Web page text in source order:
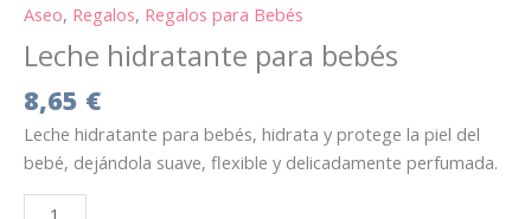
Aseo, Regalos, Regalos para Bebés
Leche hidratante para bebés
8,65 €
Leche hidratante para bebés, hidrata y protege la piel del
bebé, dejándola suave, flexible y delicadamente perfumada.